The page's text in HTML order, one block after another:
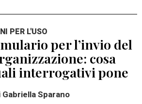
PER L'USO
per l’invio del
cosa
interrogativi pone
Gabriella Sparano